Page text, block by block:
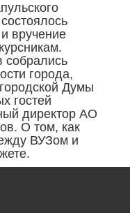
вручение
собрались
города,
Думы
гостей
директор АО
О том, как
ВУЗом и